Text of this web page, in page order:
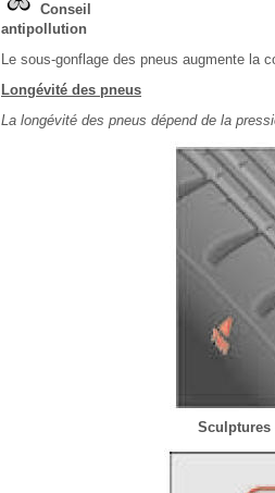
Conseil
antipollution
Le sous-gonflage des pneus augmente la
Longévité des pneus
La longévité des pneus dépend de la
Sculptures